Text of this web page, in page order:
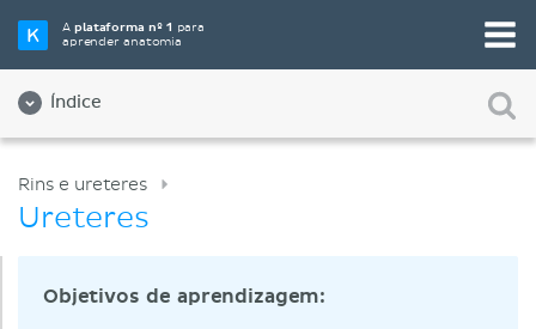
Aplataforma nº 1 para
aprender anatomia
Índice
Rins e ureteres
Ureteres
Objetivos de aprendizagem: